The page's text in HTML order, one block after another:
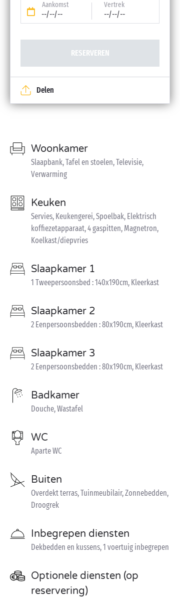
Aankomst
--/--/--
Vertrek
--/--/--
RESERVEREN
Delen
Woonkamer
Slaapbank, Tafel en stoelen, Televisie,
Verwarming
Keuken
Servies, Keukengerei, Spoelbak, Elektrisch
koffiezetapparaat, 4 gaspitten, Magnetron,
Koelkast/diepvries
Slaapkamer 1
1 Tweepersoonsbed : 140x190cm, Kleerkast
Slaapkamer 2
2 Eenpersoonsbedden : 80x190cm, Kleerkast
Slaapkamer 3
2 Eenpersoonsbedden : 80x190cm, Kleerkast
Badkamer
Douche, Wastafel
WC
Aparte WC
Buiten
Overdekt terras, Tuinmeubilair, Zonnebedden,
Droogrek
Inbegrepen diensten
Dekbedden en kussens, 1 voertuig inbegrepen
Optionele diensten (op
reservering)